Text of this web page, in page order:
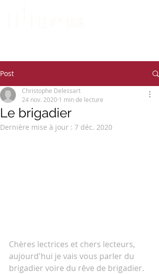
Post
Le brigadier
Christophe Delessart
24 nov. 2020 1 min de lecture
Dernière mise à jour : 7 déc. 2020
Chères lectrices et chers lecteurs,
aujourd'hui je vais vous parler du
brigadier voire du rêve de brigadier.